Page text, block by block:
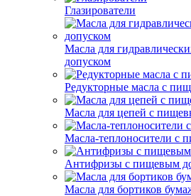
Глазирователи
Масла для
допуском
Редукторные масла с
Масла для цепей с
Масла-теплоносители с
Антифризы с пищевым
Масла для бортиков